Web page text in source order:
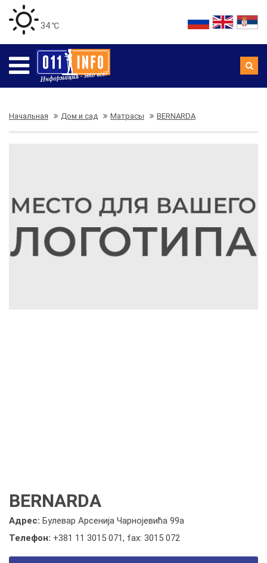
34 ℃
Начальная Дом и сад Матрасы BERNARDA
BERNARDA
Адрес: Булевар Арсенија Чарнојевића 99а
Телефон: +381 11 3015 071, fax: 3015 072